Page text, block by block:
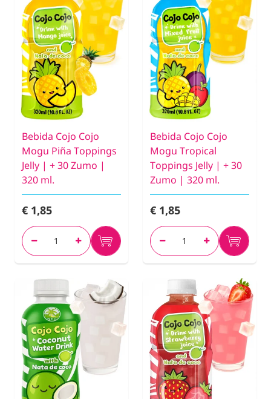
Bebida Cojo Cojo
Mogu Piña Toppings
Jelly | + 30 Zumo |
320 ml.
€ 1,85
Bebida Cojo Cojo
Mogu Tropical
Toppings Jelly | + 30
Zumo | 320 ml.
€ 1,85